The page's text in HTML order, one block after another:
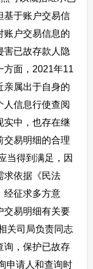
基于账户交易信
账户交易信息的
害已故存款人隐
方面，2021年11
亲属出于自身的
人信息行使查阅
实中，也存在继
交易明细的合理
当得到满足，因
求依据《民法
经征求多方意
交易明细有关要
关司局负责同志
询，保护已故存
申请人和查询时